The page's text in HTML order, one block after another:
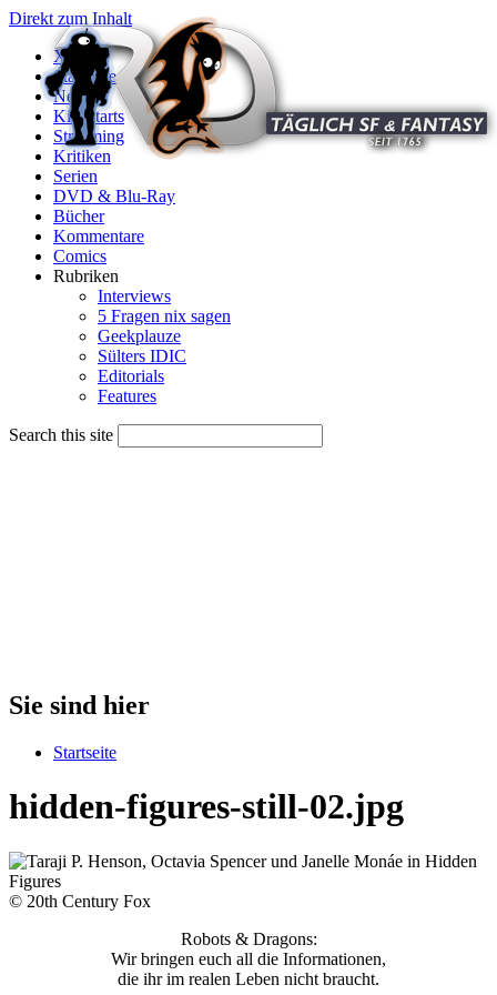
Direkt zum Inhalt
X
Startseite
News
Kinostarts
Streaming
Kritiken
Serien
DVD & Blu-Ray
Bücher
Kommentare
Comics
Rubriken
Interviews
5 Fragen nix sagen
Geekplauze
Sülters IDIC
Editorials
Features
Search this site
Sie sind hier
Startseite
hidden-figures-still-02.jpg
© 20th Century Fox
Robots & Dragons:
Wir bringen euch all die Informationen,
die ihr im realen Leben nicht braucht.